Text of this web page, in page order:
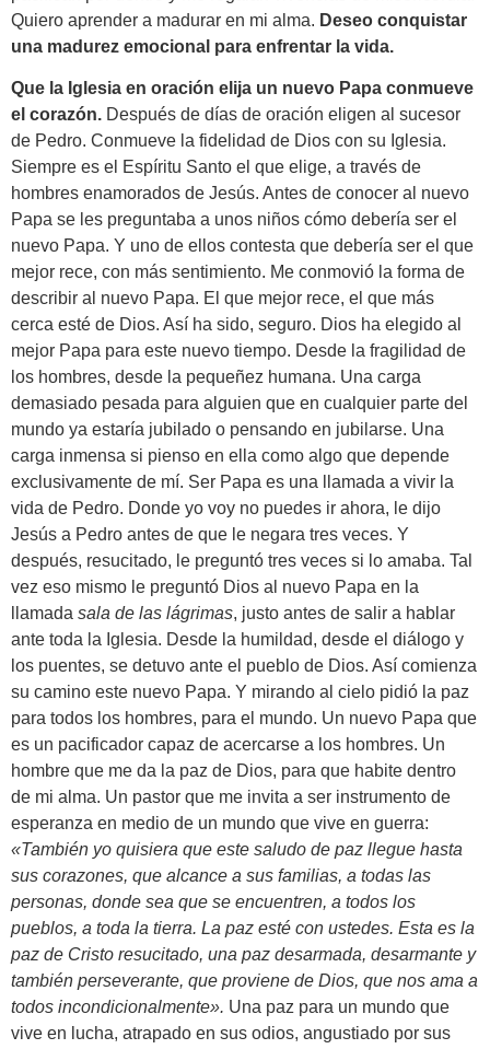
Quiero aprender a madurar en mi alma. Deseo conquistar
una madurez emocional para enfrentar la vida.
Que la Iglesia en oración elija un nuevo Papa conmueve
el corazón. Después de días de oración eligen al sucesor
de Pedro. Conmueve la fidelidad de Dios con su Iglesia.
Siempre es el Espíritu Santo el que elige, a través de
hombres enamorados de Jesús. Antes de conocer al nuevo
Papa se les preguntaba a unos niños cómo debería ser el
nuevo Papa. Y uno de ellos contesta que debería ser el que
mejor rece, con más sentimiento. Me conmovió la forma de
describir al nuevo Papa. El que mejor rece, el que más
cerca esté de Dios. Así ha sido, seguro. Dios ha elegido al
mejor Papa para este nuevo tiempo. Desde la fragilidad de
los hombres, desde la pequeñez humana. Una carga
demasiado pesada para alguien que en cualquier parte del
mundo ya estaría jubilado o pensando en jubilarse. Una
carga inmensa si pienso en ella como algo que depende
exclusivamente de mí. Ser Papa es una llamada a vivir la
vida de Pedro. Donde yo voy no puedes ir ahora, le dijo
Jesús a Pedro antes de que le negara tres veces. Y
después, resucitado, le preguntó tres veces si lo amaba. Tal
vez eso mismo le preguntó Dios al nuevo Papa en la
llamada sala de las lágrimas, justo antes de salir a hablar
ante toda la Iglesia. Desde la humildad, desde el diálogo y
los puentes, se detuvo ante el pueblo de Dios. Así comienza
su camino este nuevo Papa. Y mirando al cielo pidió la paz
para todos los hombres, para el mundo. Un nuevo Papa que
es un pacificador capaz de acercarse a los hombres. Un
hombre que me da la paz de Dios, para que habite dentro
de mi alma. Un pastor que me invita a ser instrumento de
esperanza en medio de un mundo que vive en guerra:
«También yo quisiera que este saludo de paz llegue hasta
sus corazones, que alcance a sus familias, a todas las
personas, donde sea que se encuentren, a todos los
pueblos, a toda la tierra. La paz esté con ustedes. Esta es la
paz de Cristo resucitado, una paz desarmada, desarmante y
también perseverante, que proviene de Dios, que nos ama a
todos incondicionalmente». Una paz para un mundo que
vive en lucha, atrapado en sus odios, angustiado por sus